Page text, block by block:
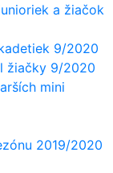
a žiačok
9/2020
žiačky 9/2020
mini
2019/2020